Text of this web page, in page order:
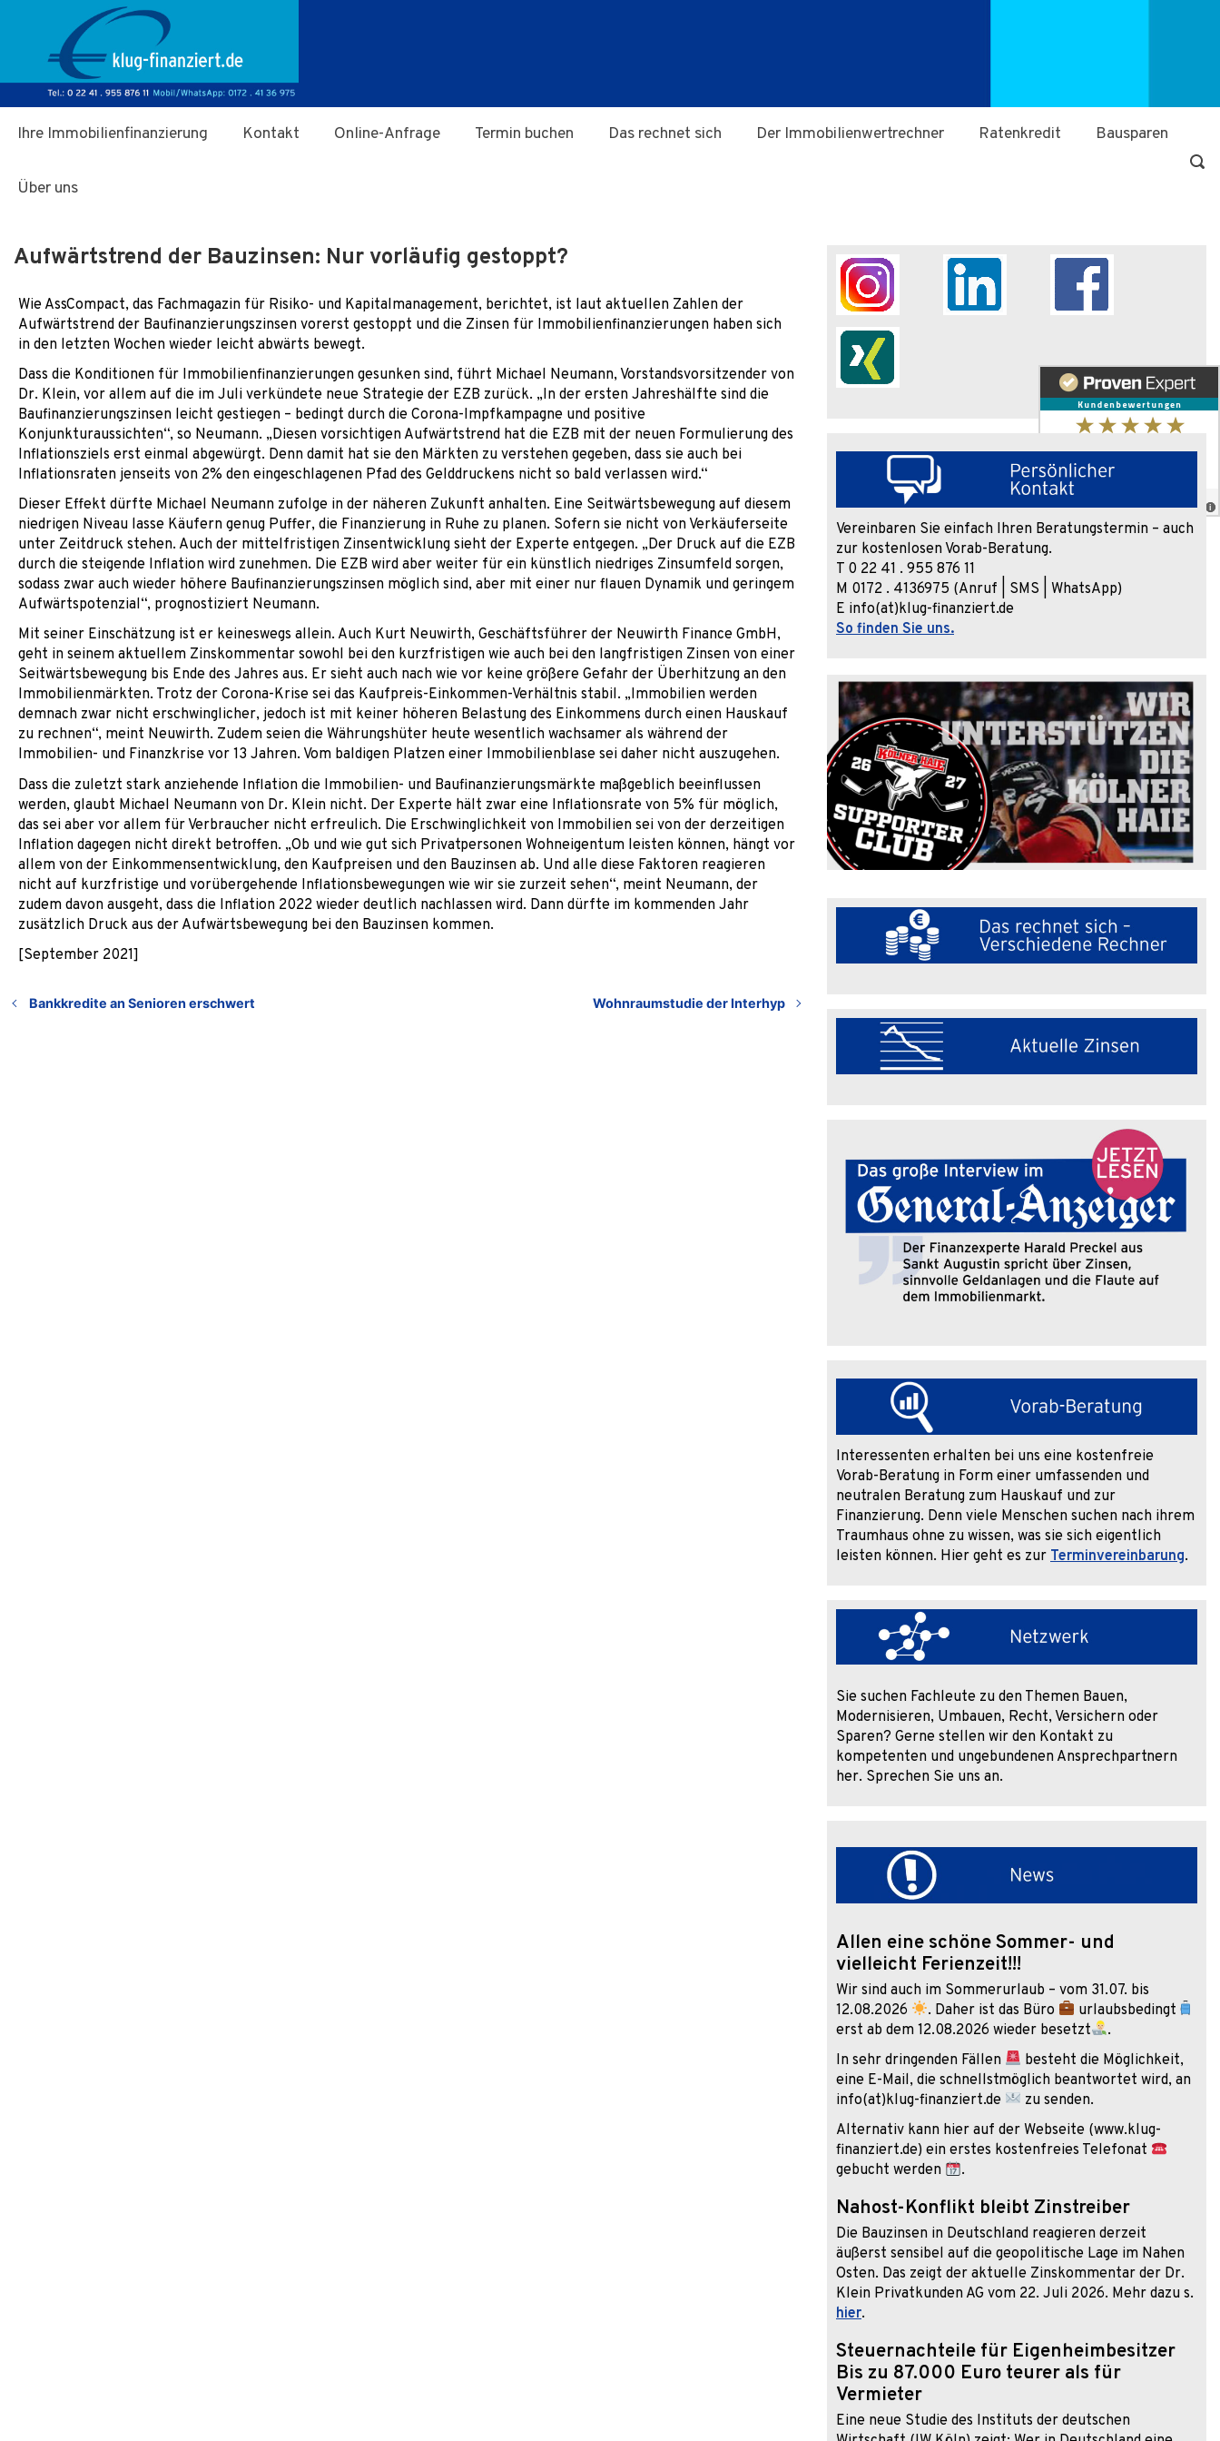
Zum Hauptinhalt springen
Ihre Immobilienfinanzierung Kontakt Online-Anfrage Termin buchen Das rechnet sich Der Immobilienwertrechner Ratenkredit Bausparen
Über uns
Aufwärtstrend der Bauzinsen: Nur vorläufig gestoppt?
Wie AssCompact, das Fachmagazin für Risiko- und Kapitalmanagement, berichtet, ist laut aktuellen Zahlen der
Aufwärtstrend der Baufinanzierungszinsen vorerst gestoppt und die Zinsen für Immobilienfinanzierungen haben sich
in den letzten Wochen wieder leicht abwärts bewegt.
Dass die Konditionen für Immobilienfinanzierungen gesunken sind, führt Michael Neumann, Vorstandsvorsitzender von
Dr. Klein, vor allem auf die im Juli verkündete neue Strategie der EZB zurück. „In der ersten Jahreshälfte sind die
Baufinanzierungszinsen leicht gestiegen – bedingt durch die Corona-Impfkampagne und positive
Konjunkturaussichten“, so Neumann. „Diesen vorsichtigen Aufwärtstrend hat die EZB mit der neuen Formulierung des
Inflationsziels erst einmal abgewürgt. Denn damit hat sie den Märkten zu verstehen gegeben, dass sie auch bei
Inflationsraten jenseits von 2% den eingeschlagenen Pfad des Gelddruckens nicht so bald verlassen wird.“
Dieser Effekt dürfte Michael Neumann zufolge in der näheren Zukunft anhalten. Eine Seitwärtsbewegung auf diesem
niedrigen Niveau lasse Käufern genug Puffer, die Finanzierung in Ruhe zu planen. Sofern sie nicht von Verkäuferseite
unter Zeitdruck stehen. Auch der mittelfristigen Zinsentwicklung sieht der Experte entgegen. „Der Druck auf die EZB
durch die steigende Inflation wird zunehmen. Die EZB wird aber weiter für ein künstlich niedriges Zinsumfeld sorgen,
sodass zwar auch wieder höhere Baufinanzierungszinsen möglich sind, aber mit einer nur flauen Dynamik und geringem
Aufwärtspotenzial“, prognostiziert Neumann.
Mit seiner Einschätzung ist er keineswegs allein. Auch Kurt Neuwirth, Geschäftsführer der Neuwirth Finance GmbH,
geht in seinem aktuellem Zinskommentar sowohl bei den kurzfristigen wie auch bei den langfristigen Zinsen von einer
Seitwärtsbewegung bis Ende des Jahres aus. Er sieht auch nach wie vor keine größere Gefahr der Überhitzung an den
Immobilienmärkten. Trotz der Corona-Krise sei das Kaufpreis-Einkommen-Verhältnis stabil. „Immobilien werden
demnach zwar nicht erschwinglicher, jedoch ist mit keiner höheren Belastung des Einkommens durch einen Hauskauf
zu rechnen“, meint Neuwirth. Zudem seien die Währungshüter heute wesentlich wachsamer als während der
Immobilien- und Finanzkrise vor 13 Jahren. Vom baldigen Platzen einer Immobilienblase sei daher nicht auszugehen.
Dass die zuletzt stark anziehende Inflation die Immobilien- und Baufinanzierungsmärkte maßgeblich beeinflussen
werden, glaubt Michael Neumann von Dr. Klein nicht. Der Experte hält zwar eine Inflationsrate von 5% für möglich,
das sei aber vor allem für Verbraucher nicht erfreulich. Die Erschwinglichkeit von Immobilien sei von der derzeitigen
Inflation dagegen nicht direkt betroffen. „Ob und wie gut sich Privatpersonen Wohneigentum leisten können, hängt vor
allem von der Einkommensentwicklung, den Kaufpreisen und den Bauzinsen ab. Und alle diese Faktoren reagieren
nicht auf kurzfristige und vorübergehende Inflationsbewegungen wie wir sie zurzeit sehen“, meint Neumann, der
zudem davon ausgeht, dass die Inflation 2022 wieder deutlich nachlassen wird. Dann dürfte im kommenden Jahr
zusätzlich Druck aus der Aufwärtsbewegung bei den Bauzinsen kommen.
[September 2021]
Bankkredite an Senioren erschwert Wohnraumstudie der Interhyp
Vereinbaren Sie einfach Ihren Beratungstermin – auch
zur kostenlosen Vorab-Beratung.
T 0 22 41 . 955 876 11
M 0172 . 4136975 (Anruf | SMS | WhatsApp)
E info(at)klug-finanziert.de
So finden Sie uns.
Interessenten erhalten bei uns eine kostenfreie
Vorab-Beratung in Form einer umfassenden und
neutralen Beratung zum Hauskauf und zur
Finanzierung. Denn viele Menschen suchen nach ihrem
Traumhaus ohne zu wissen, was sie sich eigentlich
leisten können. Hier geht es zur Terminvereinbarung.
Sie suchen Fachleute zu den Themen Bauen,
Modernisieren, Umbauen, Recht, Versichern oder
Sparen? Gerne stellen wir den Kontakt zu
kompetenten und ungebundenen Ansprechpartnern
her. Sprechen Sie uns an.
Allen eine schöne Sommer- und
vielleicht Ferienzeit!!!
Wir sind auch im Sommerurlaub – vom 31.07. bis
12.08.2026
. Daher ist das Büro
urlaubsbedingt
erst ab dem 12.08.2026 wieder besetzt
.
In sehr dringenden Fällen
besteht die Möglichkeit,
eine E-Mail, die schnellstmöglich beantwortet wird, an
info(at)klug-finanziert.de
zu senden.
Alternativ kann hier auf der Webseite (www.klug-
finanziert.de) ein erstes kostenfreies Telefonat
gebucht werden
.
Nahost-Konflikt bleibt Zinstreiber
Die Bauzinsen in Deutschland reagieren derzeit
äußerst sensibel auf die geopolitische Lage im Nahen
Osten. Das zeigt der aktuelle Zinskommentar der Dr.
Klein Privatkunden AG vom 22. Juli 2026. Mehr dazu s.
hier.
Steuernachteile für Eigenheimbesitzer
Bis zu 87.000 Euro teurer als für
Vermieter
Eine neue Studie des Instituts der deutschen